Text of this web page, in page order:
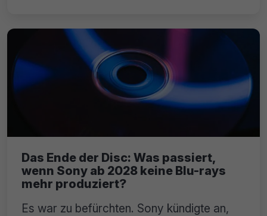
Das Ende der Disc: Was passiert,
wenn Sony ab 2028 keine Blu-rays
mehr produziert?
Es war zu befürchten. Sony kündigte an,